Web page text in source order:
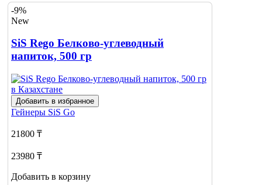
-9%
New
SiS Rego Белково-углеводный
напиток, 500 гр
Добавить в избранное
Гейнеры SiS Go
21800 ₸
23980 ₸
Добавить в корзину